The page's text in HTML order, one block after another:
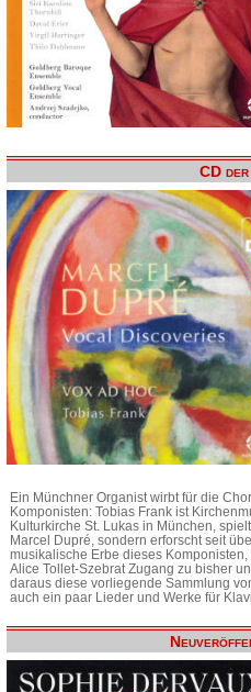
CD der
Ein Münchner Organist wirbt für die
Komponisten: Tobias Frank ist
Kulturkirche St. Lukas in München,
Marcel Dupré, sondern erforscht seit
musikalische Erbe dieses
Alice Tollet-Szebrat Zugang zu bisher
daraus diese vorliegende Sammlung
auch ein paar Lieder und Werke für